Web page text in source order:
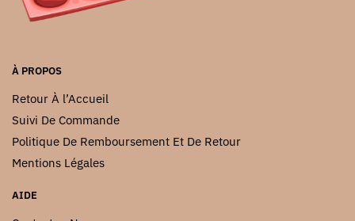
page
À PROPOS
Retour À l’Accueil
Suivi De Commande
Politique De Remboursement Et De Retour
Mentions Légales
AIDE